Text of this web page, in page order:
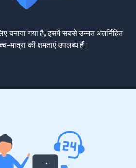
बनाया गया है, इसमें सबसे उन्नत अंतर्निहित
मात्रा की क्षमताएं उपलब्ध हैं।